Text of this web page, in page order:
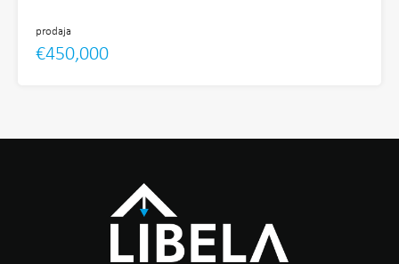
prodaja
€450,000